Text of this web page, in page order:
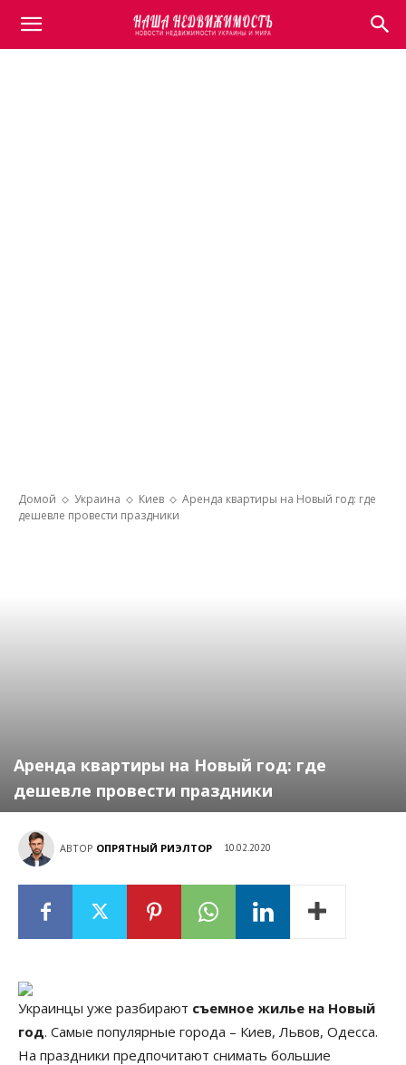
Домой Украина Киев
Аренда квартиры на Новый год: где
дешевле провести праздники
Аренда квартиры на Новый год: где
дешевле провести праздники
АВТОР ОПРЯТНЫЙ РИЭЛТОР 10.02.2020
Украинцы уже разбирают съемное жилье на Новый
год. Самые популярные города – Киев, Львов, Одесса.
На праздники предпочитают снимать большие